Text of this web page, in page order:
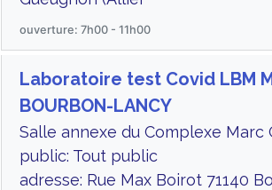
ouverture: 7h00 - 11h00
Laboratoire test Covid LBM
BOURBON-LANCY
Salle annexe du Complexe
public: Tout public
adresse: Rue Max Boirot 71140